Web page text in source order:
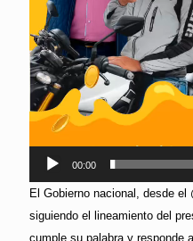
00:00
El Gobierno nacional, desde
siguiendo el lineamiento del
cumple su palabra y responde